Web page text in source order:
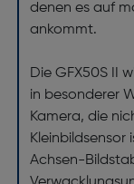
denen es auf
ankommt.
Die GFX50S II
in besonderer
Kamera, die
Achsen-